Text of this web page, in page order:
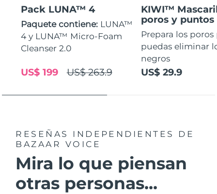
Pack LUNA™ 4
Paquete contiene: LUNA™
4 y LUNA™ Micro-Foam
Cleanser 2.0
US$ 263.9
US$ 199
KIWI™
poros y puntos
Prepara los
puedas eliminar
negros
US$ 29.9
RESEÑAS INDEPENDIENTES
DE
BAZAAR VOICE
Mira lo que piensan
otras personas...